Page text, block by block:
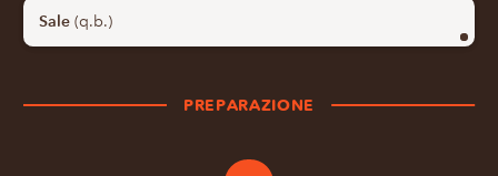
Sale (q.b.)
PREPARAZIONE